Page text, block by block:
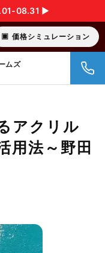
08.31 ▶︎
価格シミュレーション
ムズ
アクリル
用法～野田